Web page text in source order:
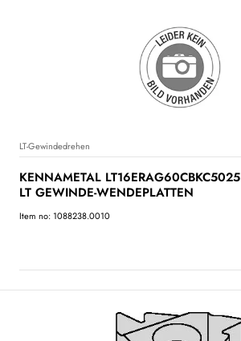
LT-Gewindedrehen
KENNAMETAL LT16ERAG60CBKC5025
LT GEWINDE-WENDEPLATTEN
Item no: 1088238.0010